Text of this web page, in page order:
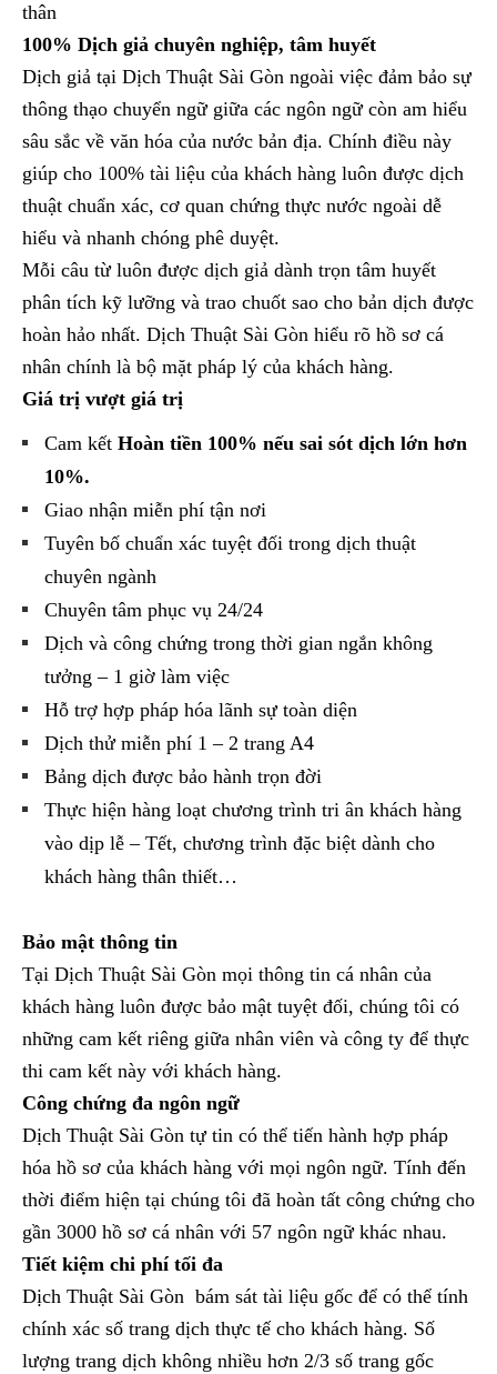
thân
100% Dịch giả chuyên nghiệp, tâm huyết
Dịch giả tại Dịch Thuật Sài Gòn ngoài việc đảm bảo sự
thông thạo chuyển ngữ giữa các ngôn ngữ còn am hiểu
sâu sắc về văn hóa của nước bản địa. Chính điều này
giúp cho 100% tài liệu của khách hàng luôn được dịch
thuật chuẩn xác, cơ quan chứng thực nước ngoài dễ
hiểu và nhanh chóng phê duyệt.
Mỗi câu từ luôn được dịch giả dành trọn tâm huyết
phân tích kỹ lưỡng và trao chuốt sao cho bản dịch được
hoàn hảo nhất. Dịch Thuật Sài Gòn hiểu rõ hồ sơ cá
nhân chính là bộ mặt pháp lý của khách hàng.
Giá trị vượt giá trị
Cam kết Hoàn tiền 100% nếu sai sót dịch lớn hơn
10%.
Giao nhận miễn phí tận nơi
Tuyên bố chuẩn xác tuyệt đối trong dịch thuật
chuyên ngành
Chuyên tâm phục vụ 24/24
Dịch và công chứng trong thời gian ngắn không
tưởng – 1 giờ làm việc
Hỗ trợ hợp pháp hóa lãnh sự toàn diện
Dịch thử miễn phí 1 – 2 trang A4
Bảng dịch được bảo hành trọn đời
Thực hiện hàng loạt chương trình tri ân khách hàng
vào dịp lễ – Tết, chương trình đặc biệt dành cho
khách hàng thân thiết…
Bảo mật thông tin
Tại Dịch Thuật Sài Gòn mọi thông tin cá nhân của
khách hàng luôn được bảo mật tuyệt đối, chúng tôi có
những cam kết riêng giữa nhân viên và công ty để thực
thi cam kết này với khách hàng.
Công chứng đa ngôn ngữ
Dịch Thuật Sài Gòn tự tin có thể tiến hành hợp pháp
hóa hồ sơ của khách hàng với mọi ngôn ngữ. Tính đến
thời điểm hiện tại chúng tôi đã hoàn tất công chứng cho
gần 3000 hồ sơ cá nhân với 57 ngôn ngữ khác nhau.
Tiết kiệm chi phí tối đa
Dịch Thuật Sài Gòn bám sát tài liệu gốc để có thể tính
chính xác số trang dịch thực tế cho khách hàng. Số
lượng trang dịch không nhiều hơn 2/3 số trang gốc